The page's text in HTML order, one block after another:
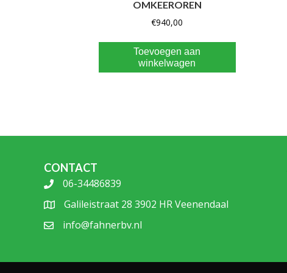
OMKEEROREN
€940,00
Toevoegen aan
winkelwagen
CONTACT
06-34486839
Galileistraat 28 3902 HR Veenendaal
info@fahnerbv.nl